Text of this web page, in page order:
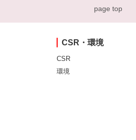
page top
CSR・環境
CSR
環境